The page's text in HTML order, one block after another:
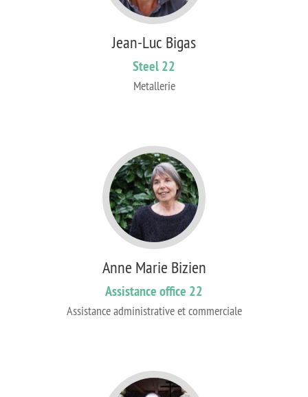
Jean-Luc Bigas
Steel 22
Metallerie
Anne Marie Bizien
Assistance office 22
Assistance administrative et commerciale